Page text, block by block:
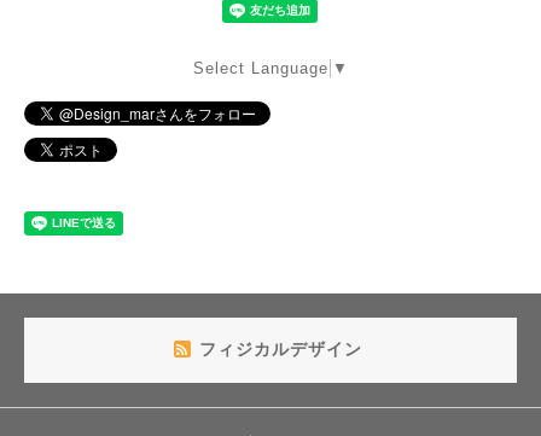
Select Language ▼
フィジカルデザイン